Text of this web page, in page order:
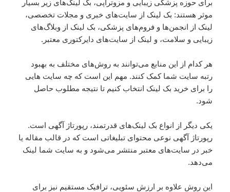
برای حوزه پزشکی زیبایی و مزوتراپی، بک لینک‌های زیر بسیار
موثر هستند: بک لینک از سایت‌های خبری و مجلات تخصصی،
لینک از انجمن‌ها و فروم‌های پزشکی، بک لینک از وبلاگ‌های
زیبایی و سلامت، و لینک از سایت‌های دایرکتوری معتبر.
هر کدام از این منابع می‌توانند به روش‌های مختلف به بهبود
رتبه سایت شما کمک کنند. مهم این است که چه سایت هایی
را برای خرید بک لینک انتخاب کنیم تا نتیجه مطلوب حاصل
شود.
یکی دیگر از انواع بک لینک‌های قدرتمند، رپورتاژ آگهی است.
رپورتاژ آگهی نوعی محتوای تبلیغاتی است که در قالب مقاله یا
خبر در سایت‌های معتبر منتشر می‌شود و به سایت شما لینک
می‌دهد.
این روش علاوه بر ارزش سئویی، ترافیک مستقیم نیز برای